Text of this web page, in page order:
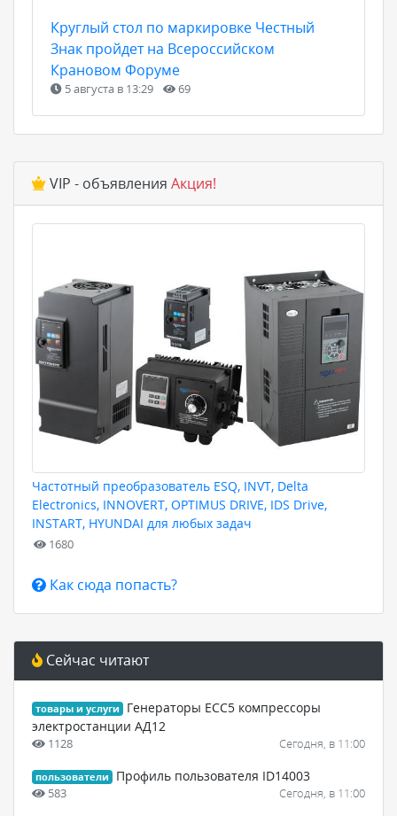
Круглый стол по маркировке Честный
Знак пройдет на Всероссийском
Крановом Форуме
5 августа в 13:29 69
VIP - объявления Акция!
Частотный преобразователь ESQ, INVT, Delta
Electronics, INNOVERT, OPTIMUS DRIVE, IDS Drive,
INSTART, HYUNDAI для любых задач
1680
Как сюда попасть?
Сейчас читают
товары и услуги
Генераторы ЕСС5 компрессоры
электростанции АД12
1128 Сегодня, в 11:00
пользователи Профиль пользователя ID14003
583 Сегодня, в 11:00